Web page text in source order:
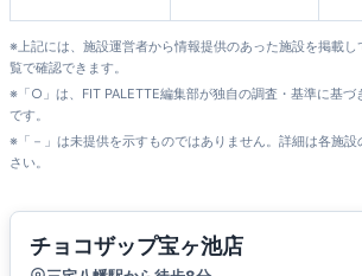
※上記には、施設運営者から情報提供のあった施設を掲載
覧で確認できます。
※「○」は、FIT PALETTE編集部が独自の調査・基準に基づ
です。
※「－」は未提供を示すものではありません。詳細は各施
さい。
チョコザップ宝ヶ池店